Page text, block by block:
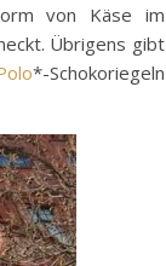
von Käse im
Übrigens gibt
*-Schokoriegeln